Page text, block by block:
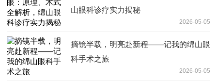
山眼科诊疗实力揭秘
2026-05-05
摘镜半载，明亮赴新程——记我的绵山眼
科手术之旅
2026-05-05